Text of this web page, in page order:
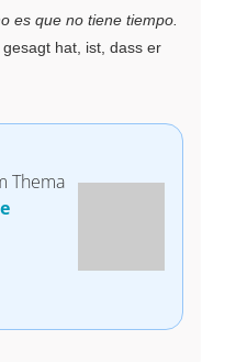
es que no tiene tiempo.
hat, ist, dass er
Thema